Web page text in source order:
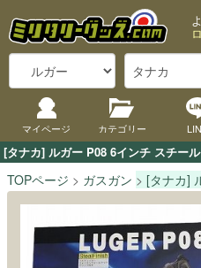
[タナカ] ルガー P08 6インチ スチー
マイページ カテゴリー
TOPページ ガスガン [タナカ]